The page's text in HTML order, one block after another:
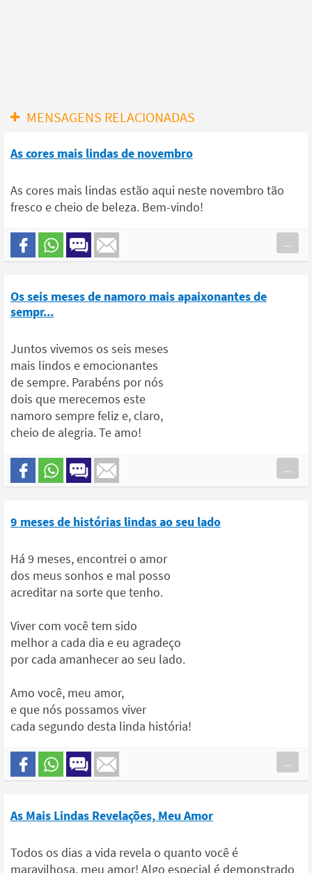
MENSAGENS RELACIONADAS
As cores mais lindas de novembro
As cores mais lindas estão aqui neste novembro tão
fresco e cheio de beleza. Bem-vindo!
...
Os seis meses de namoro mais apaixonantes de
sempr...
Juntos vivemos os seis meses
mais lindos e emocionantes
de sempre. Parabéns por nós
dois que merecemos este
namoro sempre feliz e, claro,
cheio de alegria. Te amo!
...
9 meses de histórias lindas ao seu lado
Há 9 meses, encontrei o amor
dos meus sonhos e mal posso
acreditar na sorte que tenho.
Viver com você tem sido
melhor a cada dia e eu agradeço
por cada amanhecer ao seu lado.
Amo você, meu amor,
e que nós possamos viver
cada segundo desta linda história!
...
As Mais Lindas Revelações, Meu Amor
Todos os dias a vida revela o quanto você é
maravilhosa, meu amor! Algo especial é demonstrado